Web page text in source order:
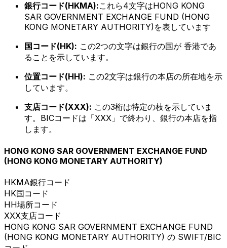
銀行コード(HKMA):これら4文字はHONG KONG
SAR GOVERNMENT EXCHANGE FUND (HONG
KONG MONETARY AUTHORITY)を表しています
国コード(HK): この2つの文字は銀行の国が 香港であ
ることを示しています。
位置コード(HH): この2文字は銀行の本店の所在地を示
しています。
支店コード(XXX): この3桁は特定の枝を示していま
す。BICコードは「XXX」で終わり、銀行の本店を指
します。
HONG KONG SAR GOVERNMENT EXCHANGE FUND
(HONG KONG MONETARY AUTHORITY)
HKMA銀行コード
HK国コード
HH場所コード
XXX支店コード
HONG KONG SAR GOVERNMENT EXCHANGE FUND
(HONG KONG MONETARY AUTHORITY) の SWIFT/BIC